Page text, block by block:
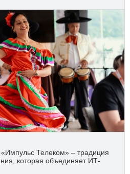
Телеком» – традиция
которая объединяет ИТ-